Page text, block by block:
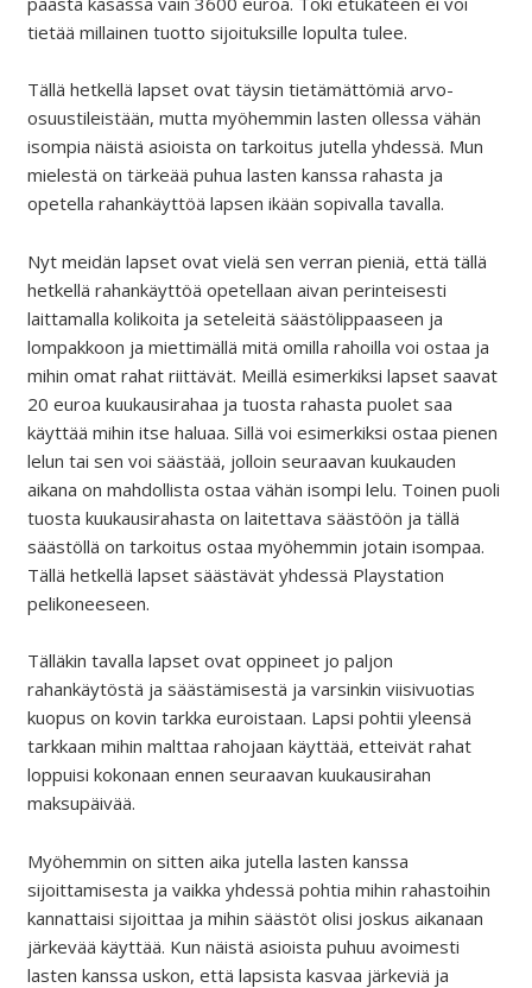
tietää millainen tuotto sijoituksille lopulta tulee.
Tällä hetkellä lapset ovat täysin tietämättömiä arvo-
osuustileistään, mutta myöhemmin lasten ollessa vähän
isompia näistä asioista on tarkoitus jutella yhdessä. Mun
mielestä on tärkeää puhua lasten kanssa rahasta ja
opetella rahankäyttöä lapsen ikään sopivalla tavalla.
Nyt meidän lapset ovat vielä sen verran pieniä, että tällä
hetkellä rahankäyttöä opetellaan aivan perinteisesti
laittamalla kolikoita ja seteleitä säästölippaaseen ja
lompakkoon ja miettimällä mitä omilla rahoilla voi ostaa ja
mihin omat rahat riittävät. Meillä esimerkiksi lapset saavat
20 euroa kuukausirahaa ja tuosta rahasta puolet saa
käyttää mihin itse haluaa. Sillä voi esimerkiksi ostaa pienen
lelun tai sen voi säästää, jolloin seuraavan kuukauden
aikana on mahdollista ostaa vähän isompi lelu. Toinen puoli
tuosta kuukausirahasta on laitettava säästöön ja tällä
säästöllä on tarkoitus ostaa myöhemmin jotain isompaa.
Tällä hetkellä lapset säästävät yhdessä Playstation
pelikoneeseen.
Tälläkin tavalla lapset ovat oppineet jo paljon
rahankäytöstä ja säästämisestä ja varsinkin viisivuotias
kuopus on kovin tarkka euroistaan. Lapsi pohtii yleensä
tarkkaan mihin malttaa rahojaan käyttää, etteivät rahat
loppuisi kokonaan ennen seuraavan kuukausirahan
maksupäivää.
Myöhemmin on sitten aika jutella lasten kanssa
sijoittamisesta ja vaikka yhdessä pohtia mihin rahastoihin
kannattaisi sijoittaa ja mihin säästöt olisi joskus aikanaan
järkevää käyttää. Kun näistä asioista puhuu avoimesti
lasten kanssa uskon, että lapsista kasvaa järkeviä ja